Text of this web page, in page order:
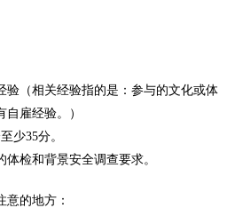
验（相关经验指的是：参与的文化或体
雇经验。）
少35分。
检和背景安全调查要求。
意的地方：